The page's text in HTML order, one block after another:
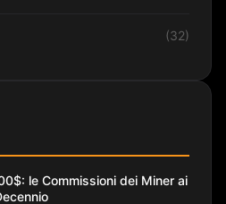
(32)
le Commissioni dei Miner ai